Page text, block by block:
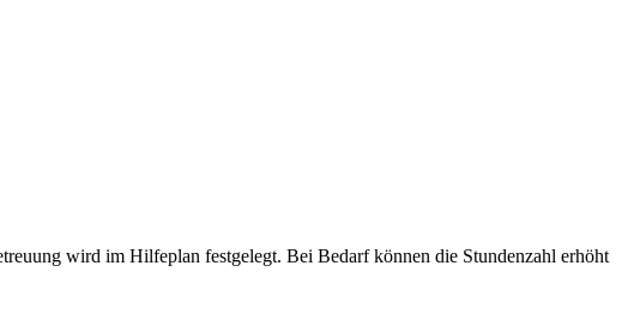
wird im Hilfeplan festgelegt. Bei Bedarf können die Stundenzahl erhöht